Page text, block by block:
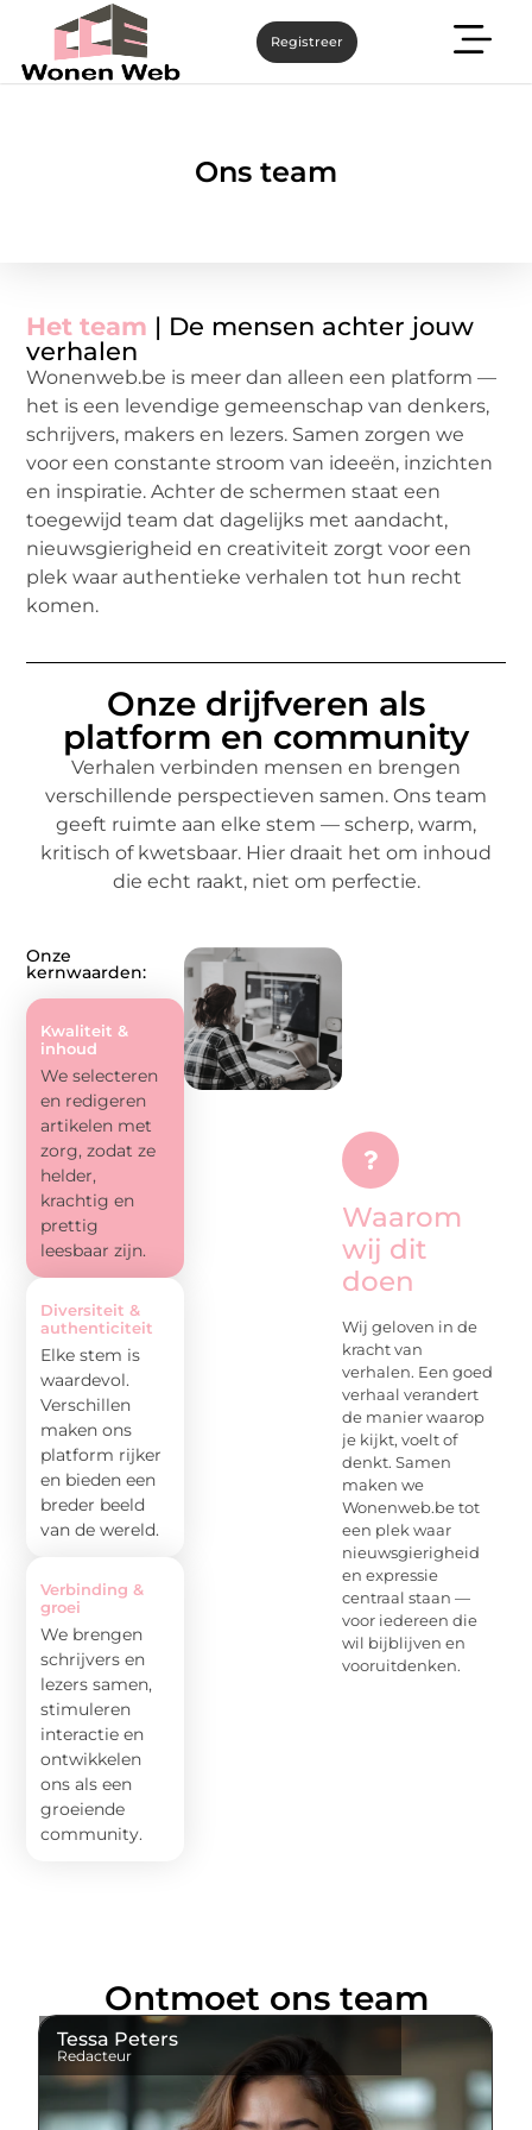
Registreer
Ons team
Het team | De mensen achter jouw
verhalen
Wonenweb.be is meer dan alleen een platform —
het is een levendige gemeenschap van denkers,
schrijvers, makers en lezers. Samen zorgen we
voor een constante stroom van ideeën, inzichten
en inspiratie. Achter de schermen staat een
toegewijd team dat dagelijks met aandacht,
nieuwsgierigheid en creativiteit zorgt voor een
plek waar authentieke verhalen tot hun recht
komen.
Onze drijfveren als
platform en community
Verhalen verbinden mensen en brengen
verschillende perspectieven samen. Ons team
geeft ruimte aan elke stem — scherp, warm,
kritisch of kwetsbaar. Hier draait het om inhoud
die echt raakt, niet om perfectie.
Onze
kernwaarden:
Kwaliteit &
inhoud
We selecteren
en redigeren
artikelen met
zorg, zodat ze
helder,
krachtig en
prettig
leesbaar zijn.
Diversiteit &
authenticiteit
Elke stem is
waardevol.
Verschillen
maken ons
platform rijker
en bieden een
breder beeld
van de wereld.
Verbinding &
groei
We brengen
schrijvers en
lezers samen,
stimuleren
interactie en
ontwikkelen
ons als een
groeiende
community.
Waarom
wij dit
doen
Wij geloven in de
kracht van
verhalen. Een goed
verhaal verandert
de manier waarop
je kijkt, voelt of
denkt. Samen
maken we
Wonenweb.be tot
een plek waar
nieuwsgierigheid
en expressie
centraal staan —
voor iedereen die
wil bijblijven en
vooruitdenken.
Ontmoet ons team
Tessa Peters
Redacteur